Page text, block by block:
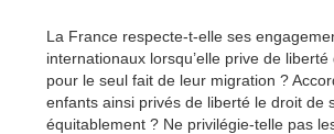
La France respecte-t-elle ses
internationaux lorsqu’elle prive de
pour le seul fait de leur migration ?
enfants ainsi privés de liberté le droit de
équitablement ? Ne privilégie-telle pas